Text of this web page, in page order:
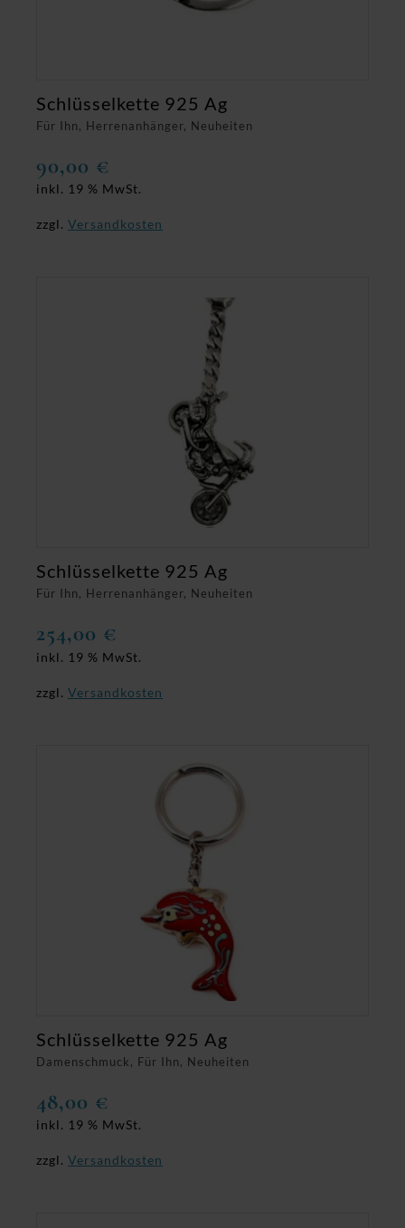
Für Ihn, Herrenanhänger, Neuheiten
Schlüsselkette 925 Ag
90,00 €
inkl. 19 % MwSt.
zzgl. Versandkosten
Für Ihn, Herrenanhänger, Neuheiten
Schlüsselkette 925 Ag
254,00 €
inkl. 19 % MwSt.
zzgl. Versandkosten
Damenschmuck, Für Ihn, Neuheiten
Schlüsselkette 925 Ag
48,00 €
inkl. 19 % MwSt.
zzgl. Versandkosten